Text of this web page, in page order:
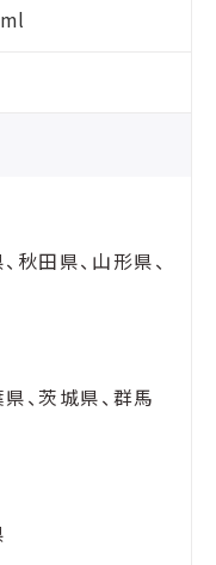
秋田県、山形県、
、茨城県、群馬